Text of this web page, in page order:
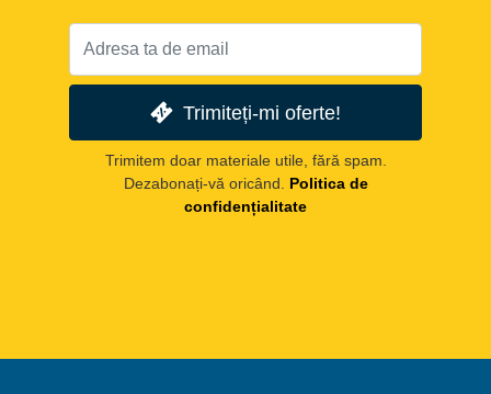
Trimiteți-mi oferte!
Trimitem doar materiale utile, fără spam.
Dezabonați-vă oricând.
Politica de
confidențialitate